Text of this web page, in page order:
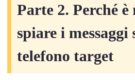
Parte 2. Perché è
spiare i messaggi
telefono target